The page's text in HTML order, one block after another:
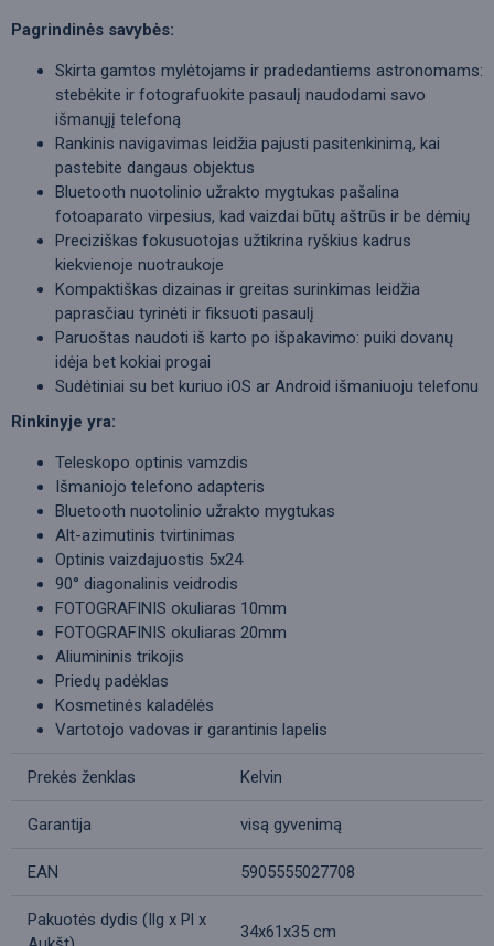
Pagrindinės savybės:
Skirta gamtos mylėtojams ir pradedantiems astronomams:
stebėkite ir fotografuokite pasaulį naudodami savo
išmanųjį telefoną
Rankinis navigavimas leidžia pajusti pasitenkinimą, kai
pastebite dangaus objektus
Bluetooth nuotolinio užrakto mygtukas pašalina
fotoaparato virpesius, kad vaizdai būtų aštrūs ir be dėmių
Preciziškas fokusuotojas užtikrina ryškius kadrus
kiekvienoje nuotraukoje
Kompaktiškas dizainas ir greitas surinkimas leidžia
paprasčiau tyrinėti ir fiksuoti pasaulį
Paruoštas naudoti iš karto po išpakavimo: puiki dovanų
idėja bet kokiai progai
Sudėtiniai su bet kuriuo iOS ar Android išmaniuoju telefonu
Rinkinyje yra:
Teleskopo optinis vamzdis
Išmaniojo telefono adapteris
Bluetooth nuotolinio užrakto mygtukas
Alt-azimutinis tvirtinimas
Optinis vaizdajuostis 5x24
90° diagonalinis veidrodis
FOTOGRAFINIS okuliaras 10mm
FOTOGRAFINIS okuliaras 20mm
Aliumininis trikojis
Priedų padėklas
Kosmetinės kaladėlės
Vartotojo vadovas ir garantinis lapelis
Prekės ženklas Kelvin
Garantija visą gyvenimą
EAN 5905555027708
Pakuotės dydis (Ilg x Pl x
34x61x35 cm